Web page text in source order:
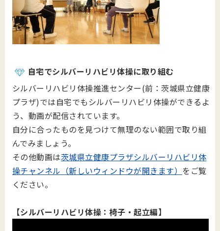
自宅でシルバーリハビリ体操に取り組む
シルバーリハビリ体操推進センター(前：茨城県立健康
プラザ)では自宅でもシルバーリハビリ体操ができるよ
う、動画が配信されています。
自分に合ったものを見つけて無理のない範囲で取り組
んでみましょう。
その他動画は茨城県立健康プラザシルバーリハビリ体
操チャンネル（新しいウィンドウが開きます） をご覧
ください。
【シルバーリハビリ体操：椅子・起立編】